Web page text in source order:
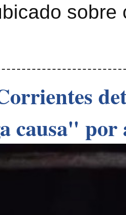
causa" por